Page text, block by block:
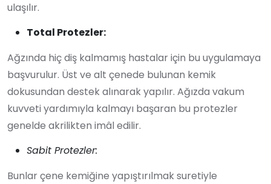
ulaşılır.
Total Protezler:
Ağzında hiç diş kalmamış hastalar için bu uygulamaya
başvurulur. Üst ve alt çenede bulunan kemik
dokusundan destek alınarak yapılır. Ağızda vakum
kuvveti yardımıyla kalmayı başaran bu protezler
genelde akrilikten imâl edilir.
Sabit Protezler:
Bunlar çene kemiğine yapıştırılmak suretiyle